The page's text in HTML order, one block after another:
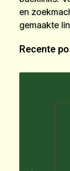
en
gemaakte
Recente